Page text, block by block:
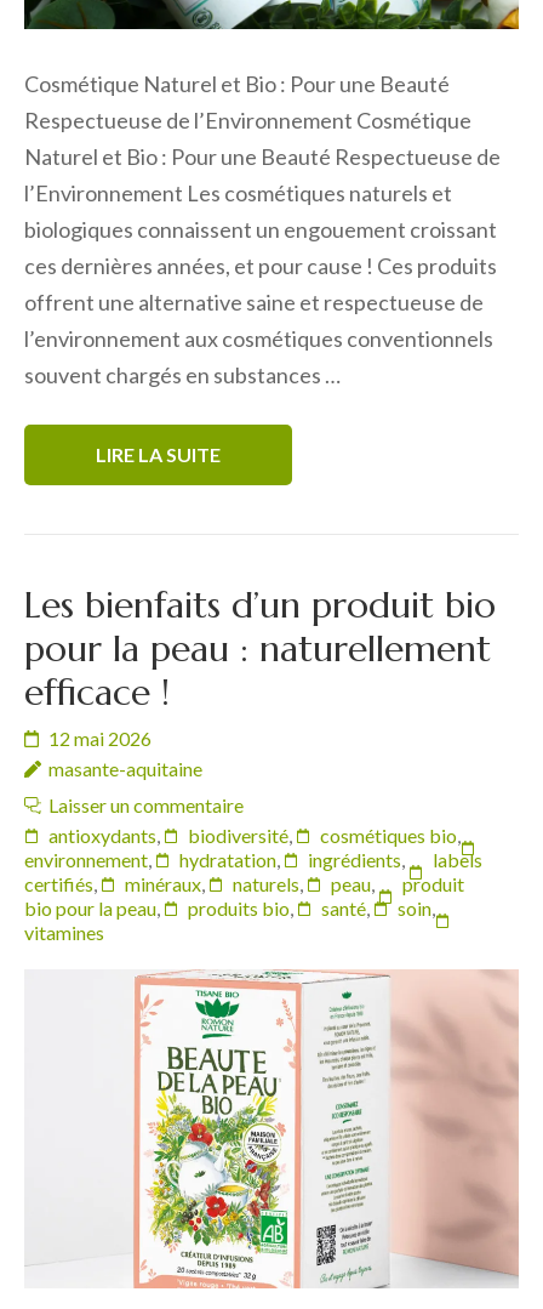
Cosmétique Naturel et Bio : Pour une Beauté
Respectueuse de l’Environnement Cosmétique
Naturel et Bio : Pour une Beauté Respectueuse de
l’Environnement Les cosmétiques naturels et
biologiques connaissent un engouement croissant
ces dernières années, et pour cause ! Ces produits
offrent une alternative saine et respectueuse de
l’environnement aux cosmétiques conventionnels
souvent chargés en substances …
LIRE LA SUITE
Les bienfaits d’un produit bio
pour la peau : naturellement
efficace !
12 mai 2026
masante-aquitaine
Laisser un commentaire
antioxydants, biodiversité, cosmétiques bio,
environnement, hydratation, ingrédients,
labels
certifiés, minéraux, naturels, peau,
produit
bio pour la peau, produits bio, santé, soin,
vitamines